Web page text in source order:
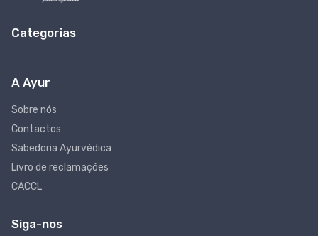
Categorias
A Ayur
Sobre nós
Contactos
Sabedoria Ayurvédica
Livro de reclamações
CACCL
Siga-nos